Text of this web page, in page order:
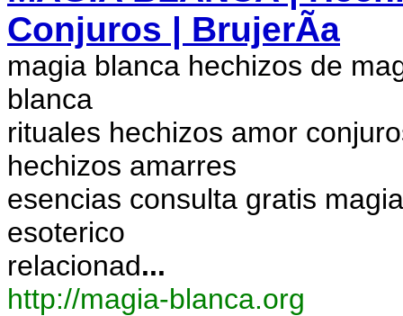
Conjuros | BrujerÃ­a
magia blanca hechizos de
blanca
rituales hechizos amor
hechizos amarres
esencias consulta gratis
esoterico
relacionad...
http://magia-blanca.org